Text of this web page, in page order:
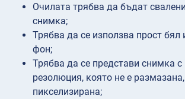
Очилата трябва да бъдат
снимка;
Трябва да се използва прост бял
фон;
Трябва да се представи снимка с
резолюция, която не е
пикселизирана;